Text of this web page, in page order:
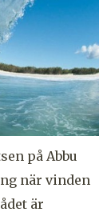
på Abbu
när vinden
är